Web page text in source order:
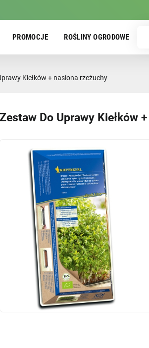
PROMOCJE ROŚLINY OGRODOWE
Kiełków + nasiona rzeżuchy
Zestaw Do Uprawy Kiełków